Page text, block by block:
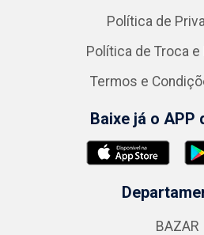
Política de
Política de Troca
Termos e
Baixe já o APP
BAZAR